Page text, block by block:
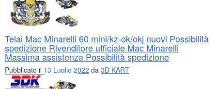
Telai Mac Minarelli 60 mini/kz-ok/okj nuovi Possibilità
spedizione Rivenditore ufficiale Mac Minarelli
Massima assistenza Possibilità spedizione
Pubblicato il 13 Luglio 2022 da 3D KART